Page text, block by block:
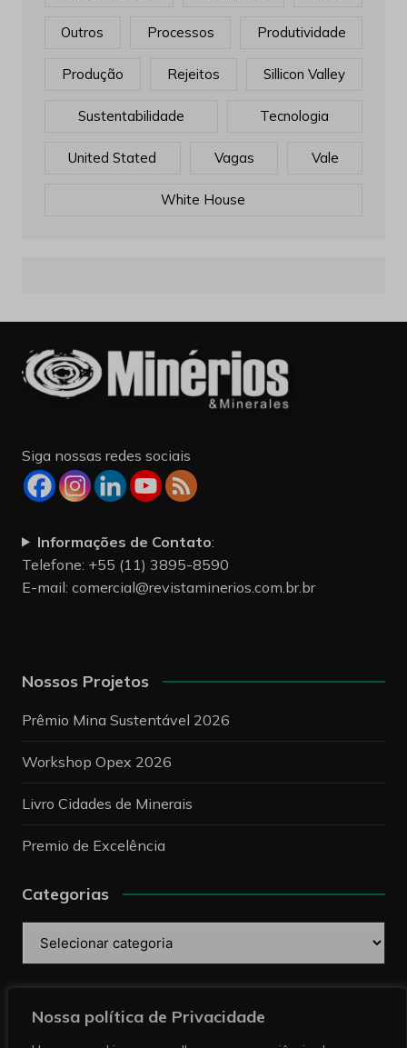
Nossa política de Privacidade
Outros Processos Produtividade
Produção Rejeitos Sillicon Valley
Sustentabilidade Tecnologia
United Stated Vagas Vale
White House
Siga nossas redes sociais
Informações de Contato:
Telefone: +55 (11) 3895-8590
E-mail: comercial@revistaminerios.com.br.br
Nossos Projetos
Prêmio Mina Sustentável 2026
Workshop Opex 2026
Livro Cidades de Minerais
Premio de Excelência
Categorias